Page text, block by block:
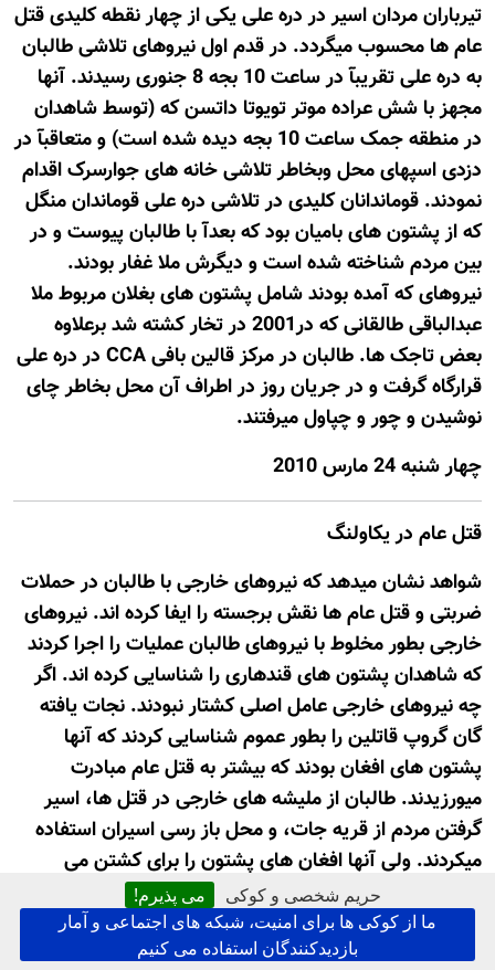
حریم شخصی و کوکی
می پذیرم!
ما از کوکی ها برای امنیت، شبکه های اجتماعی و آمار
بازدیدکنندگان استفاده می کنیم
تیرباران مردان اسیر در دره علی یکی از چهار نقطه کلیدی قتل
عام ها محسوب میگردد. در قدم اول نیروهای تلاشی طالبان
به دره علی تقریبآ در ساعت 10 بجه 8 جنوری رسیدند. آنها
مجهز با شش عراده موتر تویوتا داتسن که (توسط شاهدان
در منطقه جمک ساعت 10 بجه دیده شده است) و متعاقبآ در
دزدی اسپهای محل وبخاطر تلاشی خانه های جوارسرک اقدام
نمودند. قوماندانان کلیدی در تلاشی دره علی قوماندان منگل
که از پشتون های بامیان بود که بعدآ با طالبان پیوست و در
بین مردم شناخته شده است و دیگرش ملا غفار بودند.
نیروهای که آمده بودند شامل پشتون های بغلان مربوط ملا
عبدالباقی طالقانی که در2001 در تخار کشته شد برعلاوه
بعض تاجک ها. طالبان در مرکز قالین بافی CCA در دره علی
قرارگاه گرفت و در جریان روز در اطراف آن محل بخاطر چای
نوشیدن و چور و چپاول میرفتند.
چهار شنبه 24 مارس 2010
قتل عام در یکاولنگ
شواهد نشان میدهد که نیروهای خارجی با طالبان در حملات
ضربتی و قتل عام ها نقش برجسته را ایفا کرده اند. نیروهای
خارجی بطور مخلوط با نیروهای طالبان عملیات را اجرا کردند
که شاهدان پشتون های قندهاری را شناسایی کرده اند. اگر
چه نیروهای خارجی عامل اصلی کشتار نبودند. نجات یافته
گان گروپ قاتلین را بطور عموم شناسایی کردند که آنها
پشتون های افغان بودند که بیشتر به قتل عام مبادرت
میورزیدند. طالبان از ملیشه های خارجی در قتل ها، اسیر
گرفتن مردم از قریه جات، و محل باز رسی اسیران استفاده
میکردند. ولی آنها افغان های پشتون را برای کشتن می
چهار شنبه 17 مارس 2010